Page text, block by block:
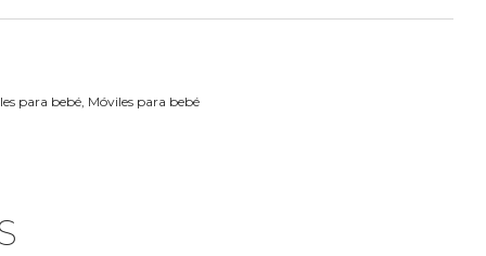
para bebé, Móviles para bebé